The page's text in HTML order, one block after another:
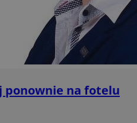
ponownie na fotelu